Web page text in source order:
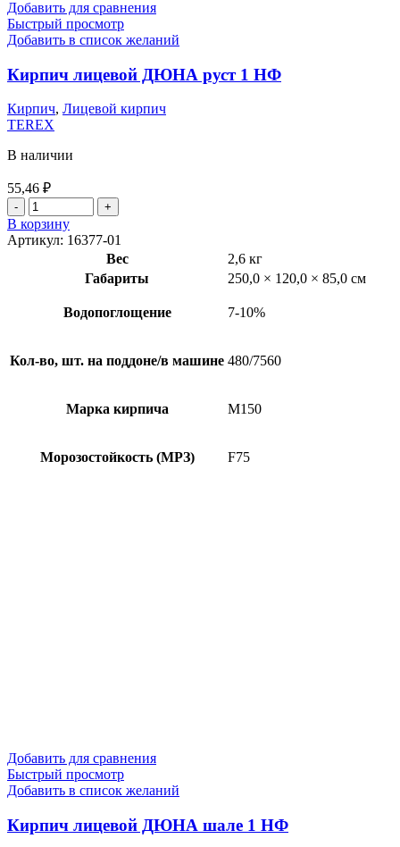
Добавить для сравнения
Быстрый просмотр
Добавить в список желаний
Кирпич лицевой ДЮНА руст 1 НФ
Кирпич, Лицевой кирпич
TEREX
В наличии
55,46 ₽
В корзину
Артикул: 16377-01
Вес
2,6 кг
Габариты
250,0 × 120,0 × 85,0 см
Водопоглощение 7-10%
Кол-во, шт. на поддоне/в машине 480/7560
Марка кирпича М150
Морозостойкость (МРЗ) F75
Добавить для сравнения
Быстрый просмотр
Добавить в список желаний
Кирпич лицевой ДЮНА шале 1 НФ